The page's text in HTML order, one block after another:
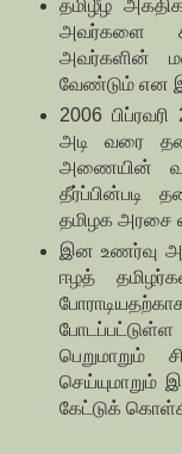
தமிழீழ
அவர்களை
அவர்களின்
வேண்டும் என
2006
அடி வரை
அணையின்
தீர்ப்பின்படி
தமிழக அரசை
இன உணர்வு
ஈழத்
போடப்பட்டுள்ள
பெறுமாறும்
செய்யுமாறும்
கேட்டுக்